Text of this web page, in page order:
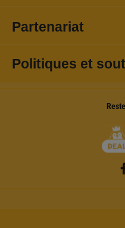
Partenariat
Politiques et